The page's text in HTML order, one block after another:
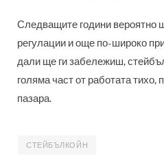
Следващите години вероятно
регулации и още по-широко
дали ще ги забележиш,
голяма част от работата тихо,
пазара.
СТЕЙБЪЛКОЙН